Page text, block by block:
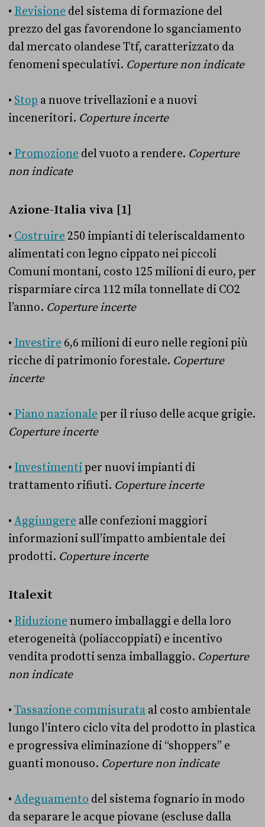
• Revisione del sistema di formazione del
prezzo del gas favorendone lo sganciamento
dal mercato olandese Ttf, caratterizzato da
fenomeni speculativi. Coperture non indicate
• Stop a nuove trivellazioni e a nuovi
inceneritori. Coperture incerte
• Promozione del vuoto a rendere. Coperture
non indicate
Azione-Italia viva [1]
• Costruire 250 impianti di teleriscaldamento
alimentati con legno cippato nei piccoli
Comuni montani, costo 125 milioni di euro, per
risparmiare circa 112 mila tonnellate di CO2
l’anno. Coperture incerte
• Investire 6,6 milioni di euro nelle regioni più
ricche di patrimonio forestale. Coperture
incerte
• Piano nazionale per il riuso delle acque grigie.
Coperture incerte
• Investimentiper nuovi impianti di
trattamento rifiuti. Coperture incerte
• Aggiungere alle confezioni maggiori
informazioni sull’impatto ambientale dei
prodotti. Coperture incerte
Italexit
• Riduzione numero imballaggi e della loro
eterogeneità (poliaccoppiati) e incentivo
vendita prodotti senza imballaggio. Coperture
non indicate
• Tassazione commisurata al costo ambientale
lungo l’intero ciclo vita del prodotto in plastica
e progressiva eliminazione di “shoppers” e
guanti monouso. Coperture non indicate
• Adeguamento del sistema fognario in modo
da separare le acque piovane (escluse dalla